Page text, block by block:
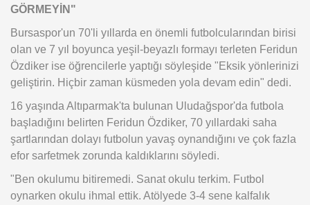
GÖRMEYİN"
Bursaspor'un 70'li yıllarda en önemli futbolcularından birisi
olan ve 7 yıl boyunca yeşil-beyazlı formayı terleten Feridun
Özdiker ise öğrencilerle yaptığı söyleşide "Eksik yönlerinizi
geliştirin. Hiçbir zaman küsmeden yola devam edin" dedi.
16 yaşında Altıparmak'ta bulunan Uludağspor'da futbola
başladığını belirten Feridun Özdiker, 70 yıllardaki saha
şartlarından dolayı futbolun yavaş oynandığını ve çok fazla
efor sarfetmek zorunda kaldıklarını söyledi.
"Ben okulumu bitiremedi. Sanat okulu terkim. Futbol
oynarken okulu ihmal ettik. Atölyede 3-4 sene kalfalık